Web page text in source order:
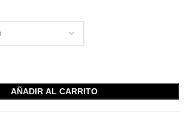
AÑADIR AL CARRITO